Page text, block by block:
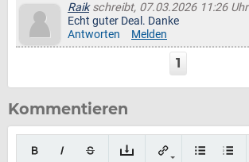
Raikschreibt, 07.03.2026 11:26 Uhr
Echt guter Deal. Danke
Antworten
Melden
1
Kommentieren